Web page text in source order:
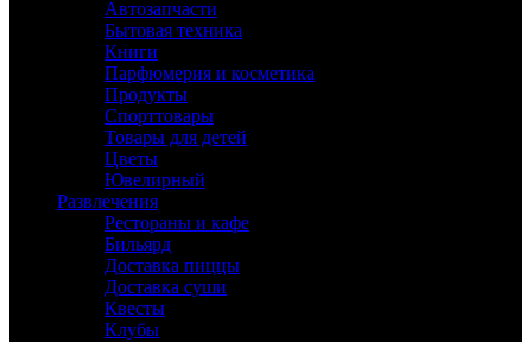
Автозапчасти
Бытовая техника
Книги
Парфюмерия и косметика
Продукты
Спорттовары
Товары для детей
Цветы
Ювелирный
Развлечения
Рестораны и кафе
Бильярд
Доставка пиццы
Доставка суши
Квесты
Клубы